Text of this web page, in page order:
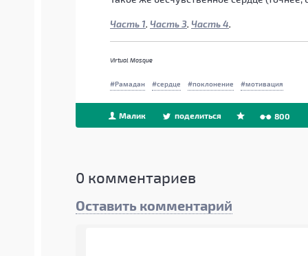
Часть 1. Часть 3. Часть 4.
Virtual Mosque
Рамадан сердце поклонение мотивация
Малик поделиться 800
0 комментариев
Оставить комментарий